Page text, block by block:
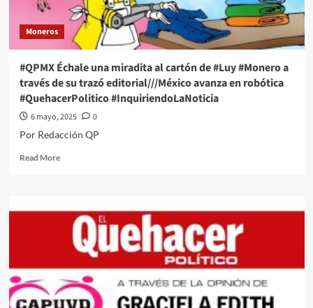
POLÍTICAS
CULTURALES
COMUNITARIAS”
Moneros
#QPMX Échale una miradita al cartón de #Luy #Monero a
través de su trazó editorial///México avanza en robótica
#QuehacerPolitico #InquiriendoLaNoticia
6 mayo, 2025
0
Por Redacción QP
Read MoreRead
Échale
una
miradita
#Luy
#Monero